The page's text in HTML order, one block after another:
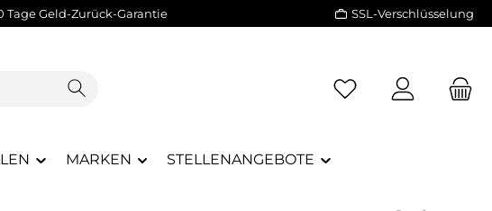
Tage Geld-Zurück-Garantie SSL-Verschlüsselung
MARKEN STELLENANGEBOTE